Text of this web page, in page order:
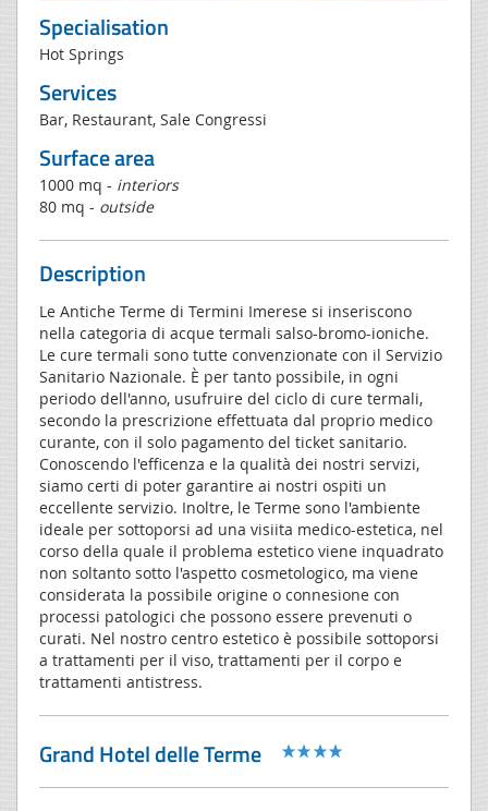
Specialisation
Hot Springs
Services
Bar, Restaurant, Sale Congressi
Surface area
1000 mq - interiors
80 mq - outside
Description
Le Antiche Terme di Termini Imerese si inseriscono
nella categoria di acque termali salso-bromo-ioniche.
Le cure termali sono tutte convenzionate con il Servizio
Sanitario Nazionale. È per tanto possibile, in ogni
periodo dell'anno, usufruire del ciclo di cure termali,
secondo la prescrizione effettuata dal proprio medico
curante, con il solo pagamento del ticket sanitario.
Conoscendo l'efficenza e la qualità dei nostri servizi,
siamo certi di poter garantire ai nostri ospiti un
eccellente servizio. Inoltre, le Terme sono l'ambiente
ideale per sottoporsi ad una visiita medico-estetica, nel
corso della quale il problema estetico viene inquadrato
non soltanto sotto l'aspetto cosmetologico, ma viene
considerata la possibile origine o connesione con
processi patologici che possono essere prevenuti o
curati. Nel nostro centro estetico è possibile sottoporsi
a trattamenti per il viso, trattamenti per il corpo e
trattamenti antistress.
Grand Hotel delle Terme